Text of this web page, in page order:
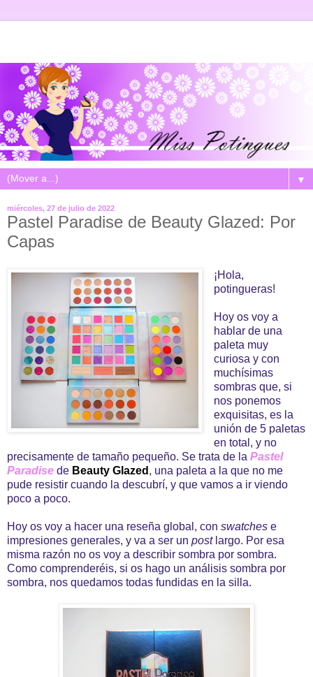
▼
miércoles, 27 de julio de 2022
Pastel Paradise de Beauty Glazed: Por
Capas
¡Hola,
potingueras!
Hoy os voy a
hablar de una
paleta muy
curiosa y con
muchísimas
sombras que, si
nos ponemos
exquisitas, es la
unión de 5 paletas
en total, y no
precisamente de tamaño pequeño. Se trata de la Pastel
Paradise de Beauty Glazed , una paleta a la que no me
pude resistir cuando la descubrí, y que vamos a ir viendo
poco a poco.
Hoy os voy a hacer una reseña global, con swatches e
impresiones generales, y va a ser un post largo. Por esa
misma razón no os voy a describir sombra por sombra.
Como comprenderéis, si os hago un análisis sombra por
sombra, nos quedamos todas fundidas en la silla.